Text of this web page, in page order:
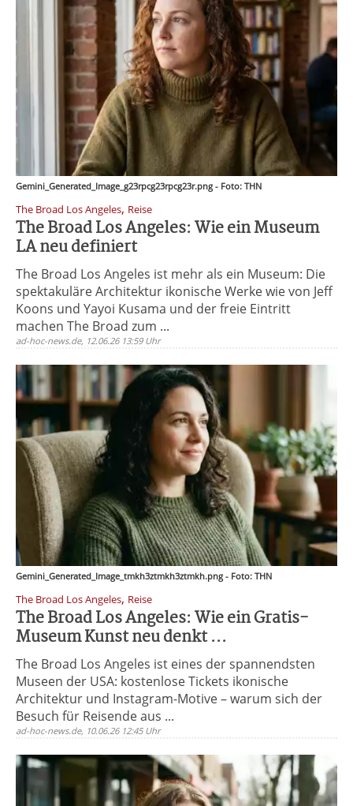
Gemini_Generated_Image_g23rpcg23rpcg23r.png - Foto: THN
The Broad Los Angeles, Reise
The Broad Los Angeles: Wie ein Museum
LA neu definiert
The Broad Los Angeles ist mehr als ein Museum: Die
spektakuläre Architektur ikonische Werke wie von Jeff
Koons und Yayoi Kusama und der freie Eintritt
machen The Broad zum ...
ad-hoc-news.de, 12.06.26 13:59 Uhr
Gemini_Generated_Image_tmkh3ztmkh3ztmkh.png - Foto: THN
The Broad Los Angeles, Reise
The Broad Los Angeles: Wie ein Gratis-
Museum Kunst neu denkt ...
The Broad Los Angeles ist eines der spannendsten
Museen der USA: kostenlose Tickets ikonische
Architektur und Instagram-Motive – warum sich der
Besuch für Reisende aus ...
ad-hoc-news.de, 10.06.26 12:45 Uhr